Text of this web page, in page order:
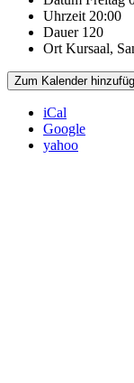
Uhrzeit 20:00
Dauer 120
Ort Kursaal,
Zum Kalender
iCal
Google
yahoo